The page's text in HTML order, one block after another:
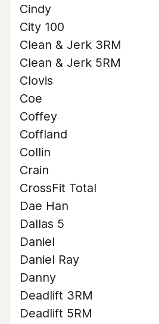
Cindy
City 100
Clean & Jerk 3RM
Clean & Jerk 5RM
Clovis
Coe
Coffey
Coffland
Collin
Crain
CrossFit Total
Dae Han
Dallas 5
Daniel
Daniel Ray
Danny
Deadlift 3RM
Deadlift 5RM